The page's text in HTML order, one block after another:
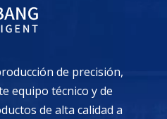
de precisión,
equipo técnico y de
de alta calidad a